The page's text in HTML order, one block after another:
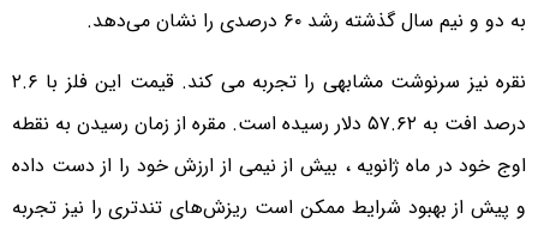
به دو و نیم سال گذشته رشد ۶۰ درصدی را نشان می‌دهد.
نقره نیز سرنوشت مشابهی را تجربه می کند. قیمت این فلز با ۲.۶
درصد افت به ۵۷.۶۲ دلار رسیده است. مقره از زمان رسیدن به نقطه
اوج خود در ماه ژانویه ، بیش از نیمی از ارزش خود را از دست داده
و پیش از بهبود شرایط ممکن است ریزش‌های تندتری را نیز تجربه